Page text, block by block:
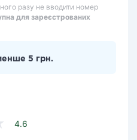
разу не вводити номер
для зареєстрованих
5 грн.
4.6